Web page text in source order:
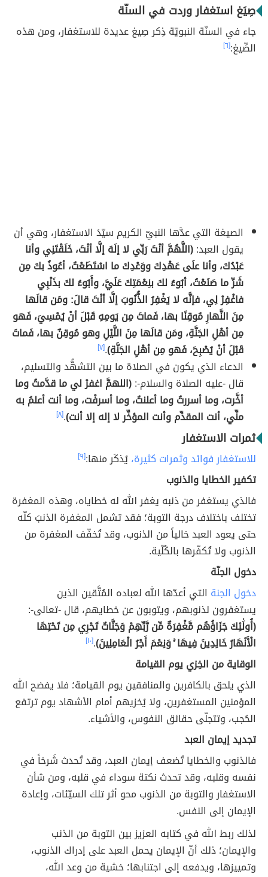
صِيَغ استغفار وردت في السنّة
جاء في السنّة النبويّة ذِكر صِيغ عديدة للاستغفار، ومن هذه
الصِّيغ:[٦]
الصيغة التي عدَّها النبيّ الكريم سيّدَ الاستغفار، وهي أن
يقول العبد:(اللَّهُمَّ أنْتَ رَبِّي لا إلَهَ إلَّا أنْتَ، خَلَقْتَنِي وأنا
عَبْدُكَ، وأنا علَى عَهْدِكَ ووَعْدِكَ ما اسْتَطَعْتُ، أعُوذُ بكَ مِن
شَرِّ ما صَنَعْتُ، أبُوءُ لكَ بنِعْمَتِكَ عَلَيَّ، وأَبُوءُ لكَ بذَنْبِي
فاغْفِرْ لِي، فإنَّه لا يَغْفِرُ الذُّنُوبَ إلَّا أنْتَ قالَ: ومَن قالَها
مِنَ النَّهارِ مُوقِنًا بها، فَماتَ مِن يَومِهِ قَبْلَ أنْ يُمْسِيَ، فَهو
مِن أهْلِ الجَنَّةِ، ومَن قالَها مِنَ اللَّيْلِ وهو مُوقِنٌ بها، فَماتَ
قَبْلَ أنْ يُصْبِحَ، فَهو مِن أهْلِ الجَنَّةِ).[٧]
الدعاء الذي يكون في الصلاة ما بين التشهُّد والتسليم،
قال -عليه الصلاة والسلام-:(اللهمَّ اغفرْ لي ما قدَّمتُ وما
أخَّرت، وما أسررتُ وما أعلنتُ، وما أسرفْت، وما أنت أعلمُ به
منِّي، أنت المقدِّم وأنت المؤخِّر لا إله إلا أنت).[٨]
ثمرات الاستغفار
للاستغفار فوائد وثمرات كثيرة،يُذكَر منها:[٩]
تكفير الخطايا والذنوب
فالذي يستغفر من ذنبه يغفر الله له خطاياه، وهذه المغفرة
تختلف باختلاف درجة التوبة؛ فقد تشمل المغفرة الذنبَ كلّه
حتى يعود العبد خالياً من الذنوب، وقد تُخفّف المغفرة من
الذنوب ولا تُكفّرها بالكُلّية.
دخول الجنّة
دخول الجنة التي أعدّها الله لعباده المُتَّقين الذين
يستغفرون لذنوبهم، ويتوبون عن خطايهم، قال -تعالى-:
(أُولَٰئِكَ جَزَاؤُهُم مَّغْفِرَةٌ مِّن رَّبِّهِمْ وَجَنَّاتٌ تَجْرِي مِن تَحْتِهَا
الْأَنْهَارُ خَالِدِينَ فِيهَا ۚ وَنِعْمَ أَجْرُ الْعَامِلِينَ).[١٠]
الوقاية من الخِزي يوم القيامة
الذي يلحق بالكافرين والمنافقين يوم القيامة؛ فلا يفضح الله
المؤمنين المستغفرين، ولا يُخزيهم أمام الأشهاد يوم ترتفع
الحُجب، وتتجلّى حقائق النفوس، والأشياء.
تجديد إيمان العبد
فالذنوب والخطايا تُضعف إيمان العبد، وقد تُحدث شَرخاً في
نفسه وقلبه، وقد تحدث نكتة سوداء في قلبه، ومن شأن
الاستغفار والتوبة من الذنوب محو أثر تلك السيّئات، وإعادة
الإيمان إلى النفس.
لذلك ربط الله في كتابه العزيز بين التوبة من الذنب
والإيمان؛ ذلك أنّ الإيمان يحمل العبد على إدراك الذنوب،
وتمييزها، ويدفعه إلى اجتنابها؛ خشية من وعد الله،